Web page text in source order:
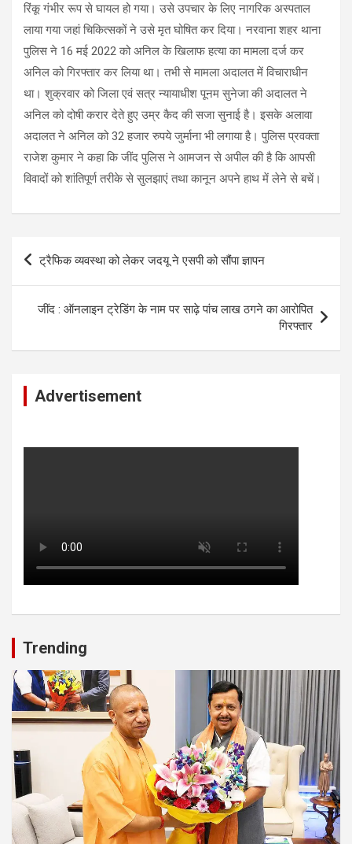
रिंकू गंभीर रूप से घायल हो गया। उसे उपचार के लिए नागरिक अस्पताल
लाया गया जहां चिकित्सकों ने उसे मृत घोषित कर दिया। नरवाना शहर थाना
पुलिस ने 16 मई 2022 को अनिल के खिलाफ हत्या का मामला दर्ज कर
अनिल को गिरफ्तार कर लिया था। तभी से मामला अदालत में विचाराधीन
था। शुक्रवार को जिला एवं सत्र न्यायाधीश पूनम सुनेजा की अदालत ने
अनिल को दोषी करार देते हुए उम्र कैद की सजा सुनाई है। इसके अलावा
अदालत ने अनिल को 32 हजार रुपये जुर्माना भी लगाया है। पुलिस प्रवक्ता
राजेश कुमार ने कहा कि जींद पुलिस ने आमजन से अपील की है कि आपसी
विवादों को शांतिपूर्ण तरीके से सुलझाएं तथा कानून अपने हाथ में लेने से बचें।
Post
navigation
ट्रैफिक व्यवस्था को लेकर जदयू ने एसपी को सौंपा ज्ञापन
जींद : ऑनलाइन ट्रेडिंग के नाम पर साढ़े पांच लाख ठगने का आरोपित
गिरफ्तार
Advertisement
Trending